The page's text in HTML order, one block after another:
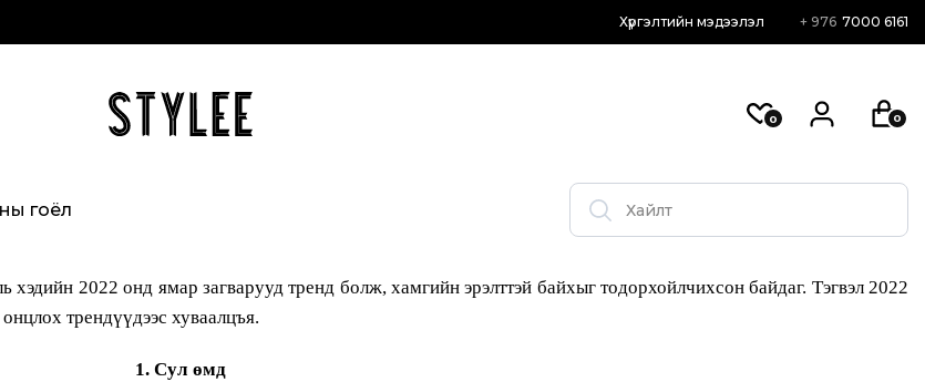
Хүргэлтийн мэдээлэл + 976 7000 6161
0 0
гоёл
2022 онд ямар загварууд тренд болж, хамгийн эрэлттэй байхыг тодорхойлчихсон байдаг. Тэгвэл 2022
трендүүдээс хуваалцъя.
1. Сул өмд